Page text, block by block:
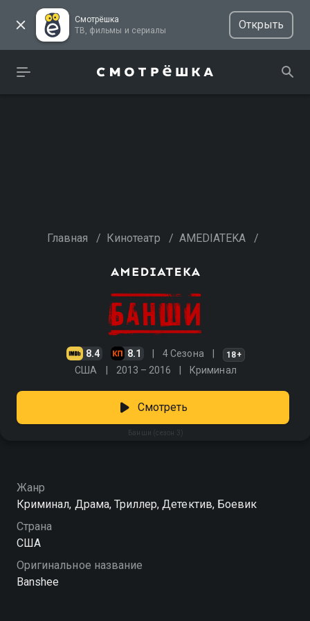
Смотрёшка
ТВ, фильмы и сериалы
Открыть
Главная / Кинотеатр / AMEDIATEKA /
8.4 8.1 4 Сезона 18+
США 2013 – 2016 Криминал
Банши (сезон 3)
Смотреть
Жанр
Криминал, Драма, Триллер, Детектив, Боевик
Страна
США
Оригинальное название
Banshee